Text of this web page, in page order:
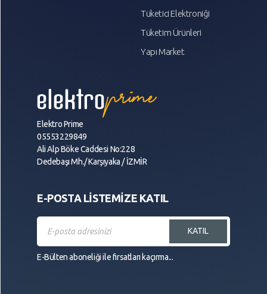
Tüketici Elektroniği
Tüketim Ürünleri
Yapı Market
Elektro Prime
05553229849
Ali Alp Böke Caddesi No:228
Dedebaşı Mh./ Karşıyaka / İZMİR
E-POSTA LİSTEMİZE KATIL
KATIL
E-Bülten aboneliği ile fırsatları kaçırma...